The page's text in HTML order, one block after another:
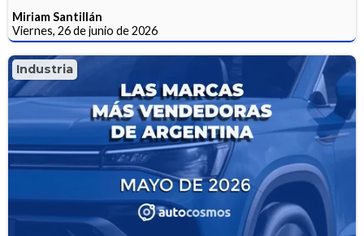
Miriam Santillán
Viernes, 26 de junio de 2026
Industria